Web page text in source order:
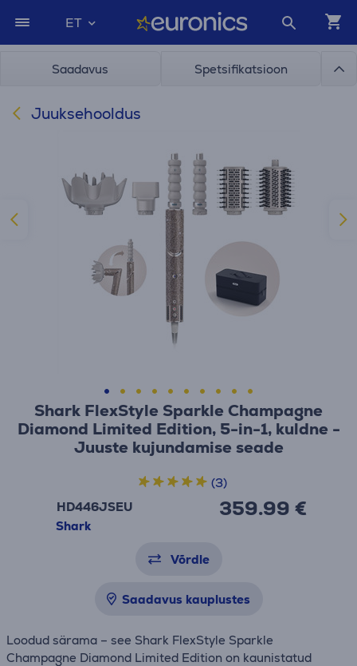
ET
Saadavus Spetsifikatsioon
Juuksehooldus
Shark FlexStyle Sparkle Champagne
Diamond Limited Edition, 5-in-1, kuldne -
Juuste kujundamise seade
HD446JSEU
Shark
359.99 €
(3)
Võrdle
Saadavus kauplustes
Loodud särama – see Shark FlexStyle Sparkle
Champagne Diamond Limited Edition on kaunistatud